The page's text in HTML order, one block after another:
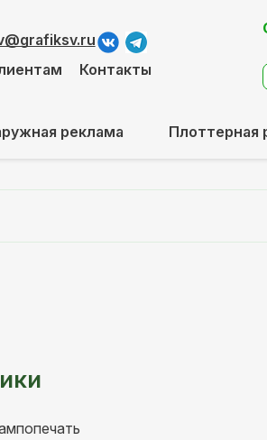
Контакты
реклама Плоттерная